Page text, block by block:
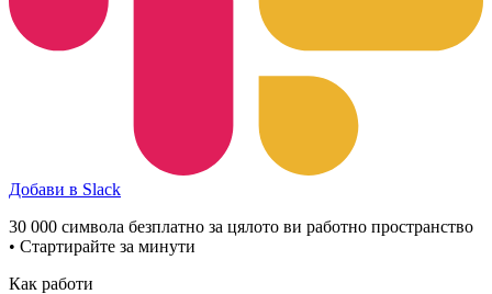
Добави в Slack
30 000 символа безплатно за цялото ви работно пространство
• Стартирайте за минути
Как работи